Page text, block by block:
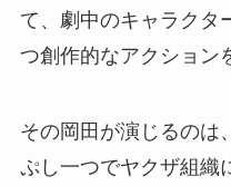
て、劇中のキャラクタ
つ創作的なアクション
その岡田が演じるのは
ぷし一つでヤクザ組織